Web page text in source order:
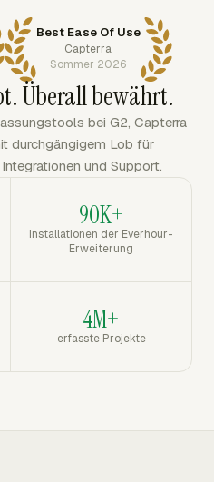
Best Ease Of Use
Capterra
Sommer 2026
Überall bewährt.
bei G2, Capterra
durchgängigem Lob für
und Support.
90K+
Installationen der Everhour-
Erweiterung
4M+
erfasste Projekte